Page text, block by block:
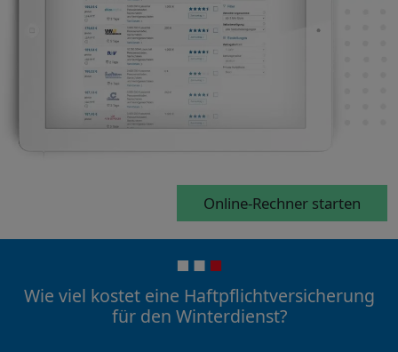
Online-Rechner starten
Wie viel kostet eine Haftpflichtversicherung
für den Winterdienst?